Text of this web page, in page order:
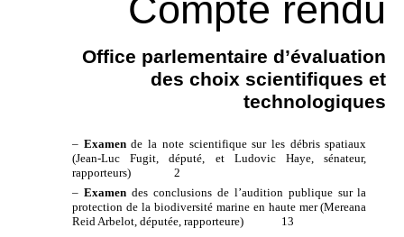
Compte rendu
Office parlementaire d’évaluation
des choix scientifiques et
technologiques
– Examende la note scientifique sur les débris spatiaux
(Jean-Luc Fugit, député, et Ludovic Haye, sénateur,
rapporteurs)
2
– Examen des conclusions de l’audition publique sur la
protection de la biodiversité marine en haute mer (Mereana
Reid Arbelot, députée, rapporteure)
13